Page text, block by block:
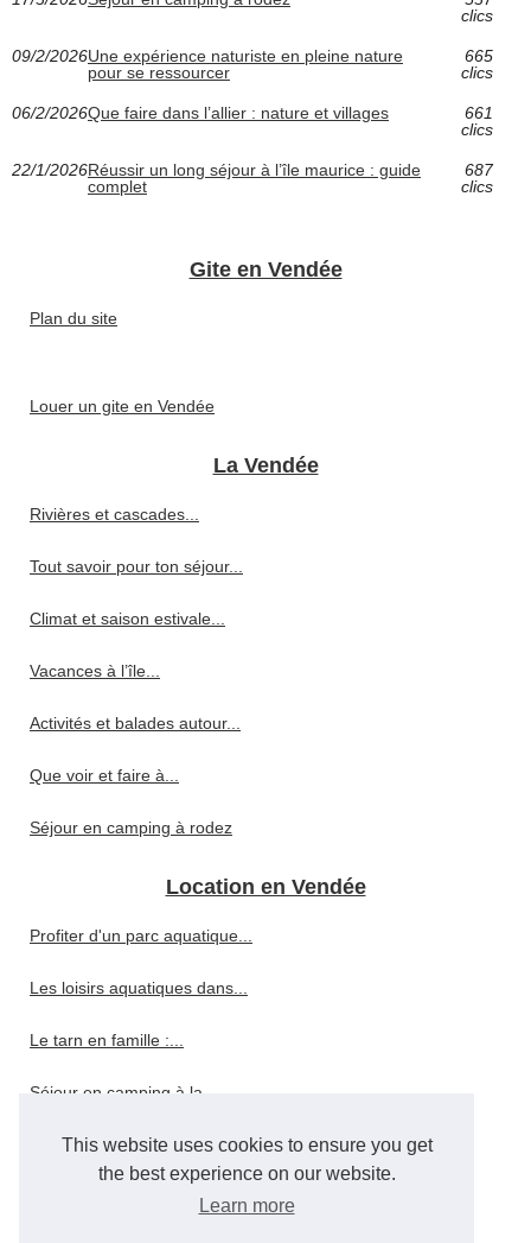
This website uses cookies to ensure you get
the best experience on our website.
Learn more
clics
09/2/2026Une expérience naturiste en pleine nature
pour se ressourcer
665
clics
06/2/2026Que faire dans l’allier : nature et villages
661
clics
22/1/2026Réussir un long séjour à l’île maurice : guide
complet
687
clics
Gite en Vendée
Plan du site
Louer un gite en Vendée
La Vendée
Rivières et cascades...
Tout savoir pour ton séjour...
Climat et saison estivale...
Vacances à l’île...
Activités et balades autour...
Que voir et faire à...
Séjour en camping à rodez
Location en Vendée
Profiter d'un parc aquatique...
Les loisirs aquatiques dans...
Le tarn en famille :...
Séjour en camping à la...
Hébergement à la rochelle :...
Louer un mobil-home en...